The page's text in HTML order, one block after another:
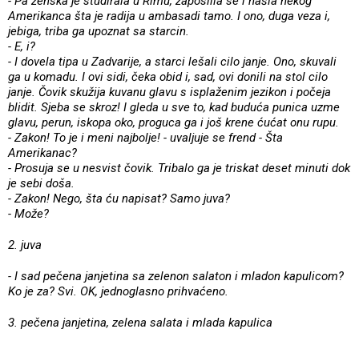
Amerikanca šta je radija u ambasadi tamo. I ono, duga veza i,
jebiga, triba ga upoznat sa starcin.
- E, i?
- I dovela tipa u Zadvarije, a starci lešali cilo janje. Ono, skuvali
ga u komadu. I ovi sidi, čeka obid i, sad, ovi donili na stol cilo
janje. Čovik skužija kuvanu glavu s isplaženim jezikon i počeja
blidit. Sjeba se skroz! I gleda u sve to, kad buduća punica uzme
glavu, perun, iskopa oko, proguca ga i još krene ćućat onu rupu.
- Zakon! To je i meni najbolje! - uvaljuje se frend - Šta
Amerikanac?
- Prosuja se u nesvist čovik. Tribalo ga je triskat deset minuti dok
je sebi doša.
- Zakon! Nego, šta ću napisat? Samo juva?
- Može?
2. juva
- I sad pečena janjetina sa zelenon salaton i mladon kapulicom?
Ko je za? Svi. OK, jednoglasno prihvaćeno.
3. pečena janjetina, zelena salata i mlada kapulica